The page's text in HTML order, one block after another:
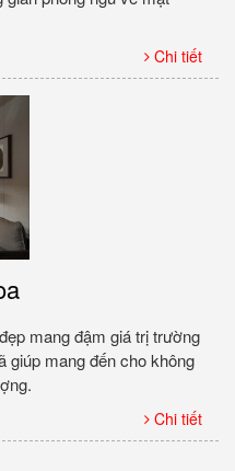
Chi tiết
mang đậm giá trị trường
giúp mang đến cho không
Chi tiết